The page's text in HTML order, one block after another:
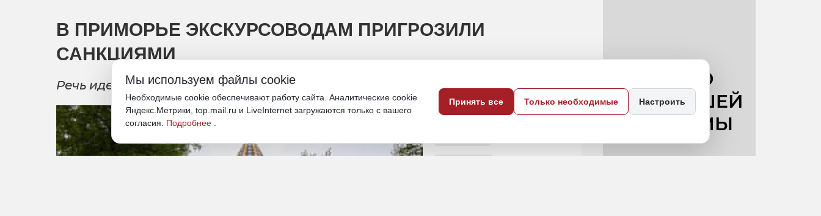
В ПРИМОРЬЕ ЭКСКУРСОВОДАМ ПРИГРОЗИЛИ
САНКЦИЯМИ
Речь идет о нелегалах, не прошедших аттестацию
8 июля, 12:00
Мы используем файлы cookie
Необходимые cookie обеспечивают работу сайта. Аналитические cookie
Яндекс.Метрики, top.mail.ru и LiveInternet загружаются только с вашего
согласия. Подробнее
Принять все Только необходимые Настроить